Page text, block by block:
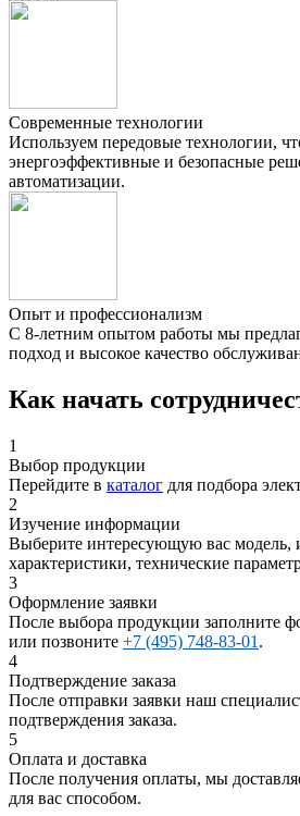
Современные технологии
Используем передовые технологии,
энергоэффективные и безопасные
автоматизации.
Опыт и профессионализм
С 8-летним опытом работы мы
подход и высокое качество
Как начать
1
Выбор продукции
Перейдите в каталог для подбора
2
Изучение информации
Выберите интересующую вас модель,
характеристики, технические
3
Оформление заявки
После выбора продукции заполните
или позвоните +7 (495) 748-83-01 .
4
Подтверждение заказа
После отправки заявки наш
подтверждения заказа.
5
Оплата и доставка
После получения оплаты, мы
для вас способом.